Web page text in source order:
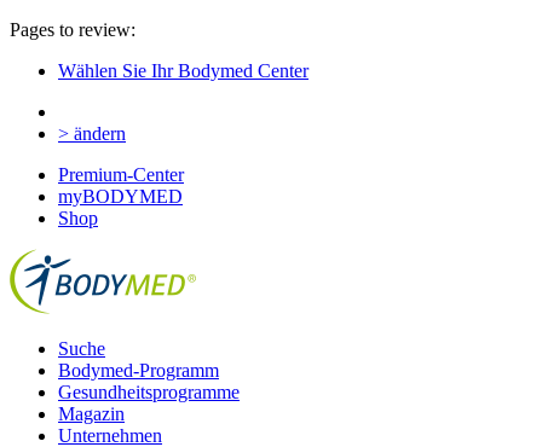
Pages to review:
Wählen Sie Ihr Bodymed Center
> ändern
Premium-Center
myBODYMED
Shop
Suche
Bodymed-Programm
Gesundheitsprogramme
Magazin
Unternehmen